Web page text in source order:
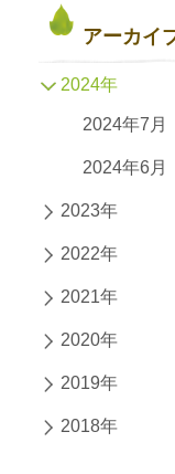
アーカイ
2024年
2024年7月
2024年6月
2023年
2022年
2021年
2020年
2019年
2018年